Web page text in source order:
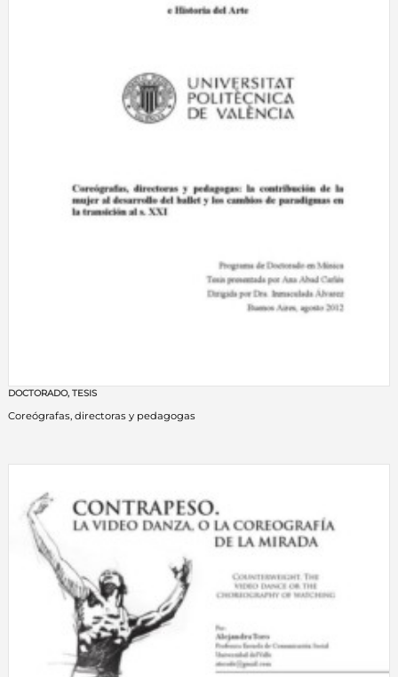
DOCTORADO, TESIS
Coreógrafas, directoras y pedagogas